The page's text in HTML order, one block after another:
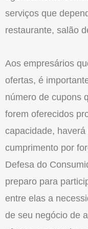
serviços que
restaurante, salão
Aos empresários
ofertas, é
número de cupons
forem oferecidos
capacidade,
cumprimento por
Defesa do
preparo para
entre elas a
de seu negócio de